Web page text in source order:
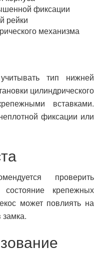
фиксации
рейки
механизма
тип нижней
цилиндрического
вставками.
фиксации или
проверить
крепежных
может повлиять на
замка.